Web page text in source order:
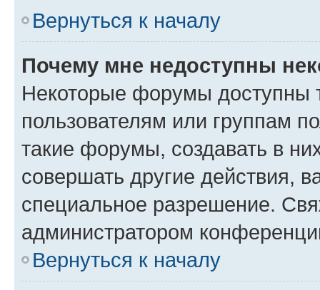
Вернуться к началу
Почему мне недоступны
Некоторые форумы доступны
пользователям или группам
такие форумы, создавать в
совершать другие действия,
специальное разрешение.
администратором
Вернуться к началу